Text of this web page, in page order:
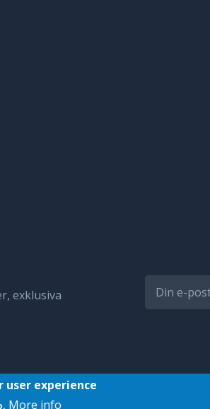
exklusiva
user experience
More info